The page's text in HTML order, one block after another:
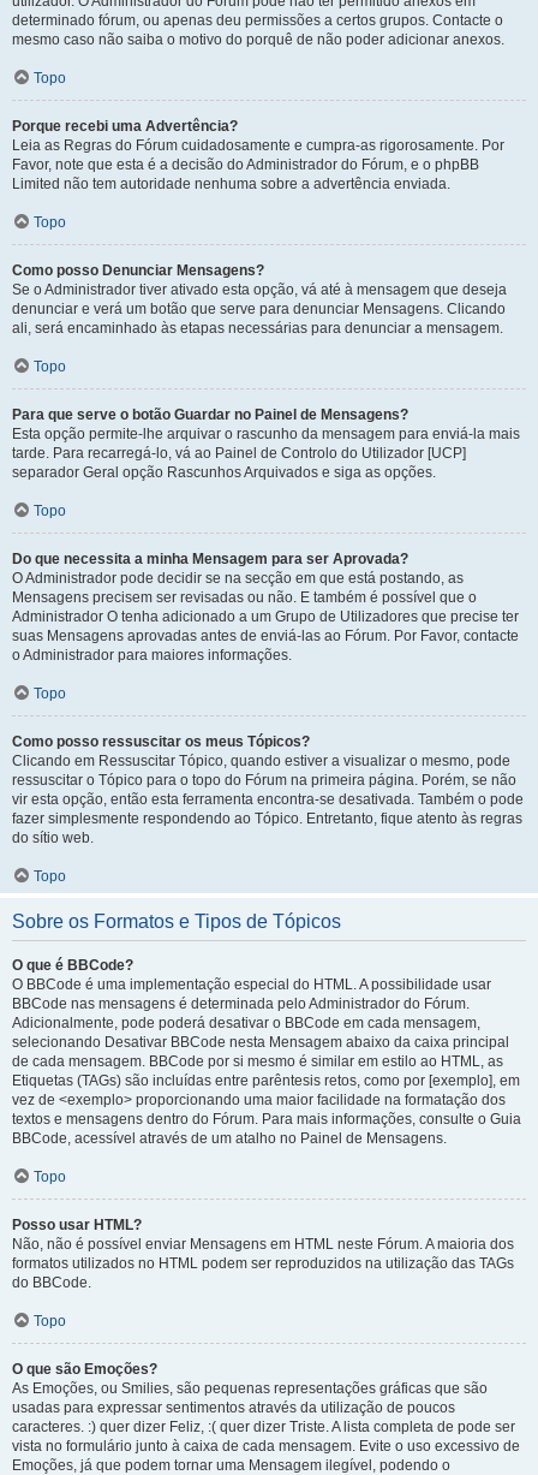
determinado fórum, ou apenas deu permissões a certos grupos. Contacte o
mesmo caso não saiba o motivo do porquê de não poder adicionar anexos.
Topo
Porque recebi uma Advertência?
Leia as Regras do Fórum cuidadosamente e cumpra-as rigorosamente. Por
Favor, note que esta é a decisão do Administrador do Fórum, e o phpBB
Limited não tem autoridade nenhuma sobre a advertência enviada.
Topo
Como posso Denunciar Mensagens?
Se o Administrador tiver ativado esta opção, vá até à mensagem que deseja
denunciar e verá um botão que serve para denunciar Mensagens. Clicando
ali, será encaminhado às etapas necessárias para denunciar a mensagem.
Topo
Para que serve o botão Guardar no Painel de Mensagens?
Esta opção permite-lhe arquivar o rascunho da mensagem para enviá-la mais
tarde. Para recarregá-lo, vá ao Painel de Controlo do Utilizador [UCP]
separador Geral opção Rascunhos Arquivados e siga as opções.
Topo
Do que necessita a minha Mensagem para ser Aprovada?
O Administrador pode decidir se na secção em que está postando, as
Mensagens precisem ser revisadas ou não. E também é possível que o
Administrador O tenha adicionado a um Grupo de Utilizadores que precise ter
suas Mensagens aprovadas antes de enviá-las ao Fórum. Por Favor, contacte
o Administrador para maiores informações.
Topo
Como posso ressuscitar os meus Tópicos?
Clicando em Ressuscitar Tópico, quando estiver a visualizar o mesmo, pode
ressuscitar o Tópico para o topo do Fórum na primeira página. Porém, se não
vir esta opção, então esta ferramenta encontra-se desativada. Também o pode
fazer simplesmente respondendo ao Tópico. Entretanto, fique atento às regras
do sítio web.
Topo
Sobre os Formatos e Tipos de Tópicos
O que é BBCode?
O BBCode é uma implementação especial do HTML. A possibilidade usar
BBCode nas mensagens é determinada pelo Administrador do Fórum.
Adicionalmente, pode poderá desativar o BBCode em cada mensagem,
selecionando Desativar BBCode nesta Mensagem abaixo da caixa principal
de cada mensagem. BBCode por si mesmo é similar em estilo ao HTML, as
Etiquetas (TAGs) são incluídas entre parêntesis retos, como por [exemplo], em
vez de <exemplo> proporcionando uma maior facilidade na formatação dos
textos e mensagens dentro do Fórum. Para mais informações, consulte o Guia
BBCode, acessível através de um atalho no Painel de Mensagens.
Topo
Posso usar HTML?
Não, não é possível enviar Mensagens em HTML neste Fórum. A maioria dos
formatos utilizados no HTML podem ser reproduzidos na utilização das TAGs
do BBCode.
Topo
O que são Emoções?
As Emoções, ou Smilies, são pequenas representações gráficas que são
usadas para expressar sentimentos através da utilização de poucos
caracteres. :) quer dizer Feliz, :( quer dizer Triste. A lista completa de pode ser
vista no formulário junto à caixa de cada mensagem. Evite o uso excessivo de
Emoções, já que podem tornar uma Mensagem ilegível, podendo o